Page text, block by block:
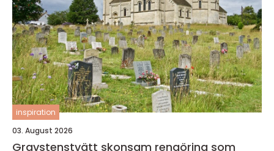
inspiration
03. August 2026
Gravstenstvätt skonsam rengöring som